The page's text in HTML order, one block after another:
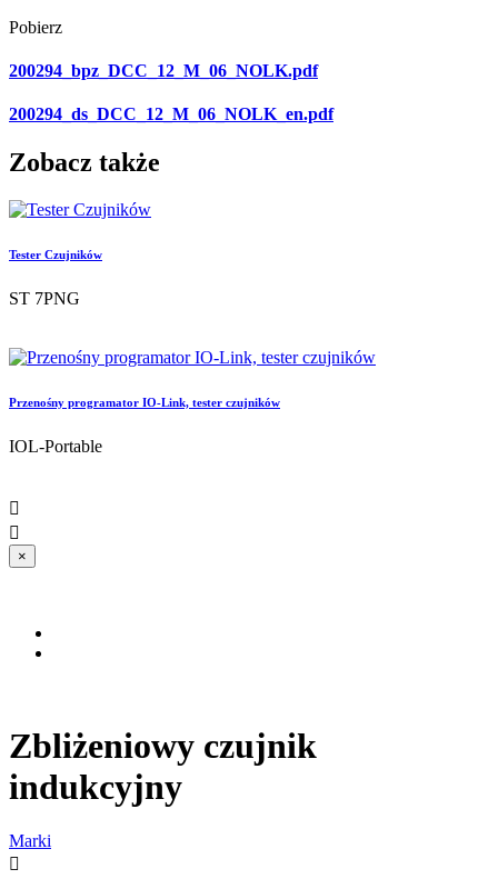
Pobierz
200294_bpz_DCC_12_M_06_NOLK.pdf
200294_ds_DCC_12_M_06_NOLK_en.pdf
Zobacz także
Tester Czujników
ST 7PNG
Przenośny programator IO-Link, tester czujników
IOL-Portable


×
Zbliżeniowy czujnik
indukcyjny
Marki
